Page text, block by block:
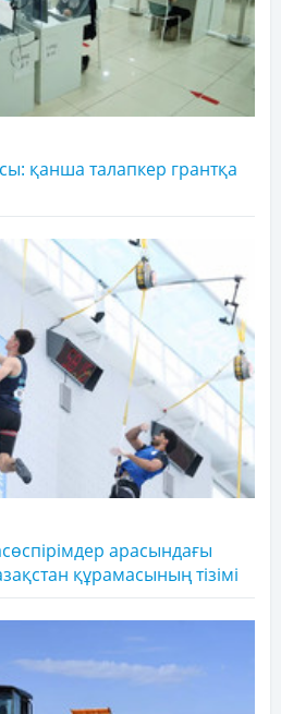
қанша талапкер грантқа
арасындағы
құрамасының тізімі